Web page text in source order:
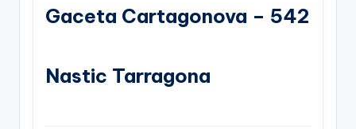
Gaceta Cartagonova – 542
Nastic Tarragona